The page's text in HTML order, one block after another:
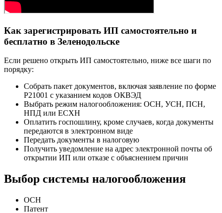
Как зарегистрировать ИП самостоятельно и
бесплатно в Зеленодольске
Если решено открыть ИП самостоятельно, ниже все шаги по
порядку:
Собрать пакет документов, включая заявление по форме
Р21001 с указанием кодов ОКВЭД
Выбрать режим налогообложения: ОСН, УСН, ПСН,
НПД или ЕСХН
Оплатить госпошлину, кроме случаев, когда документы
передаются в электронном виде
Передать документы в налоговую
Получить уведомление на адрес электронной почты об
открытии ИП или отказе с объяснением причин
Выбор системы налогообложения
ОСН
Патент